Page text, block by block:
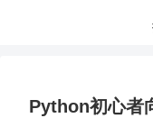
Python初心者